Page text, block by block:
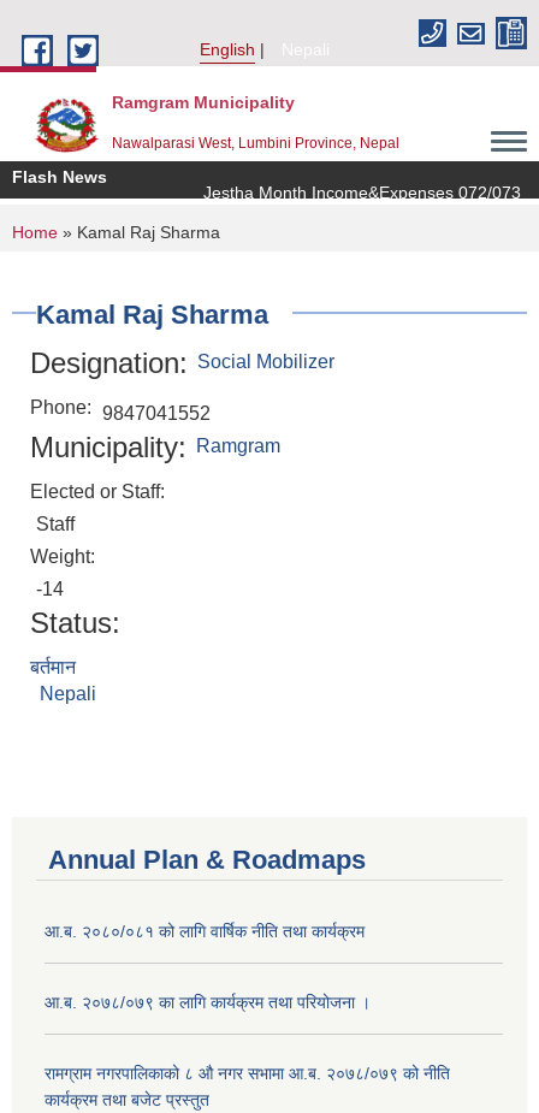
English
Nepali
Ramgram Municipality
Nawalparasi West, Lumbini Province, Nepal
Flash News
Jestha Month Income&Expenses 072/073
You are here
Home » Kamal Raj Sharma
Kamal Raj Sharma
Designation: Social Mobilizer
Phone: 9847041552
Municipality: Ramgram
Elected or Staff:
Staff
Weight:
-14
Status:
बर्तमान
Nepali
Annual Plan & Roadmaps
आ.ब. २०८०/०८१ को लागि वार्षिक नीति तथा कार्यक्रम
आ.ब. २०७८/०७९ का लागि कार्यक्रम तथा परियोजना ।
‍रामग्राम नगरपालिकाको ८ औ नगर सभामा आ‍.ब. २०७८/०७९ को नीति
कार्यक्रम तथा बजेट प्रस्तुत